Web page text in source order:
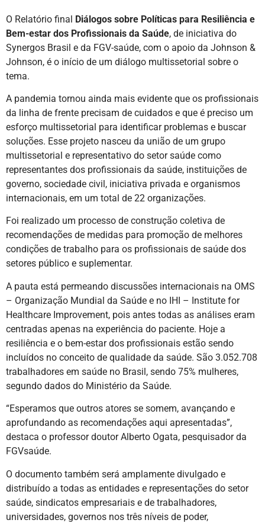
O Relatório final Diálogos sobre Políticas para Resiliência e
Bem-estar dos Profissionais da Saúde, de iniciativa do
Synergos Brasil e da FGV-saúde, com o apoio da Johnson &
Johnson, é o início de um diálogo multissetorial sobre o
tema.
A pandemia tornou ainda mais evidente que os profissionais
da linha de frente precisam de cuidados e que é preciso um
esforço multissetorial para identificar problemas e buscar
soluções. Esse projeto nasceu da união de um grupo
multissetorial e representativo do setor saúde como
representantes dos profissionais da saúde, instituições de
governo, sociedade civil, iniciativa privada e organismos
internacionais, em um total de 22 organizações.
Foi realizado um processo de construção coletiva de
recomendações de medidas para promoção de melhores
condições de trabalho para os profissionais de saúde dos
setores público e suplementar.
A pauta está permeando discussões internacionais na OMS
– Organização Mundial da Saúde e no IHI – Institute for
Healthcare Improvement, pois antes todas as análises eram
centradas apenas na experiência do paciente. Hoje a
resiliência e o bem-estar dos profissionais estão sendo
incluídos no conceito de qualidade da saúde. São 3.052.708
trabalhadores em saúde no Brasil, sendo 75% mulheres,
segundo dados do Ministério da Saúde.
“Esperamos que outros atores se somem, avançando e
aprofundando as recomendações aqui apresentadas”,
destaca o professor doutor Alberto Ogata, pesquisador da
FGVsaúde.
O documento também será amplamente divulgado e
distribuído a todas as entidades e representações do setor
saúde, sindicatos empresariais e de trabalhadores,
universidades, governos nos três níveis de poder,